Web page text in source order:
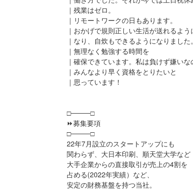
｜残業はゼロ。
｜リモートワークの日もあります。
｜おかげで規則正しい生活が送れるよう
｜なり、自炊もできるようになりました。
｜無理なく勉強する時間を
｜確保できています。私は負けず嫌いな
｜みんなより早く資格をとりたいと
｜思っています！
□────□
⏩募集要項
□────□
22年7月設立のスタートアップにも
関わらず、大日本印刷、順天堂大学など
大手企業からの直接取引が売上の4割を
占める(2022年実績）など、
安定の財務基盤を持つ当社。